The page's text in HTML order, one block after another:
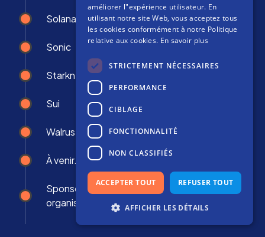
Solana
Sonic
Starknet
Sui
Walrus
À venir...
Sponsor Silver au MERGE Madrid 2025 et
organisateur du “Warm Up Merge Madrid”
améliorer l"expérience utilisateur. En
utilisant notre site Web, vous acceptez tous
les cookies conformément à notre Politique
relative aux cookies. En savoir plus
STRICTEMENT NÉCESSAIRES
PERFORMANCE
CIBLAGE
FONCTIONNALITÉ
NON CLASSIFIÉS
ACCEPTER TOUT REFUSER TOUT
AFFICHER LES DÉTAILS